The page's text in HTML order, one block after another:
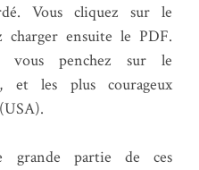
Vous cliquez sur le
charger ensuite le PDF.
vous penchez sur le
et les plus courageux
grande partie de ces